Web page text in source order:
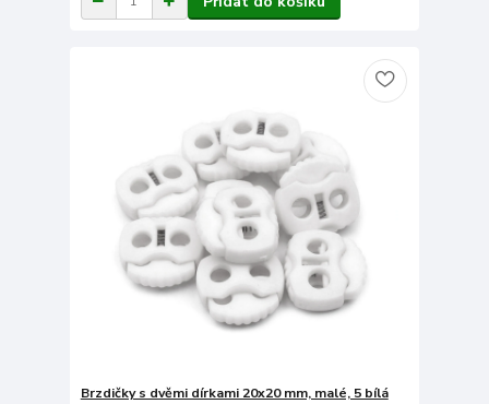
Brzdičky s dvěmi dírkami 20x20 mm, malé, 5 bílá